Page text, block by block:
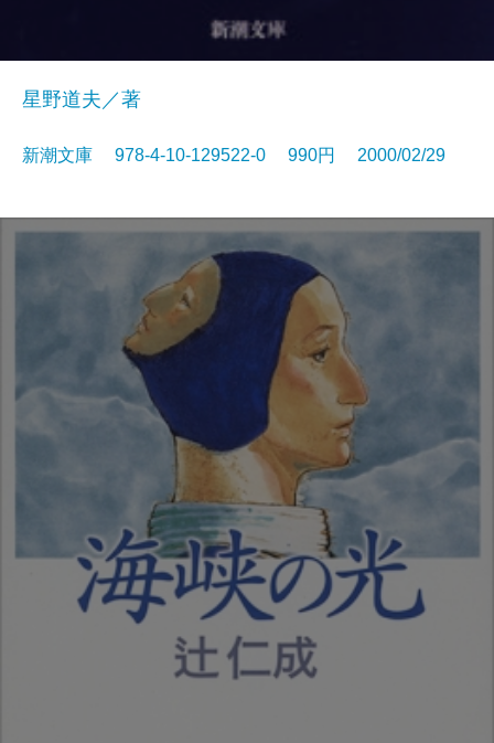
星野道夫／著
新潮文庫 978-4-10-129522-0 990円 2000/02/29